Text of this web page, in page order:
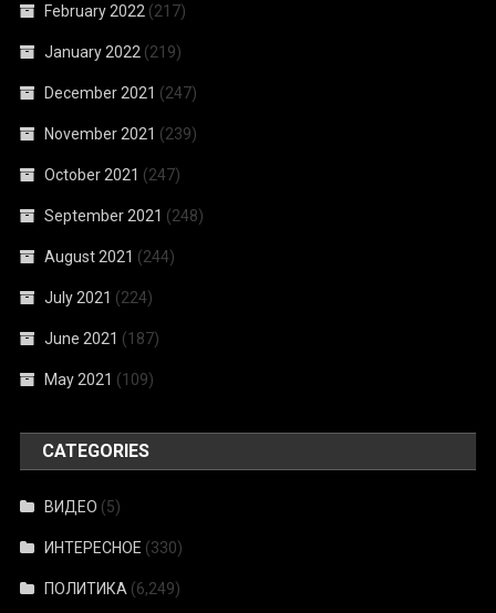
February 2022 (217)
January 2022 (219)
December 2021 (247)
November 2021 (239)
October 2021 (247)
September 2021 (248)
August 2021 (244)
July 2021 (224)
June 2021 (187)
May 2021 (109)
CATEGORIES
ВИДЕО (5)
ИНТЕРЕСНОЕ (330)
ПОЛИТИКА (6,249)